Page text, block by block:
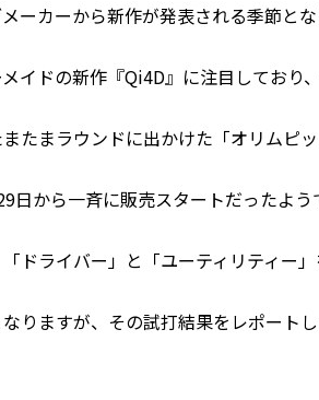
ーカーから新作が発表される季節と
イドの新作『Qi4D』に注目しており
たまラウンドに出かけた「オリムピ
日から一斉に販売スタートだったよう
ドライバー」と「ユーティリティー
りますが、その試打結果をレポートし